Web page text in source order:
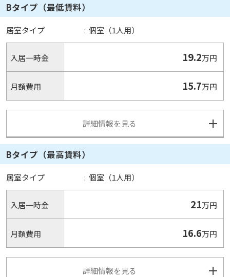
Bタイプ（最低賃料）
居室タイプ : 個室（1人用）
入居一時金 19.2万円
月額費用 15.7万円
詳細情報を見る
Bタイプ（最高賃料）
居室タイプ : 個室（1人用）
入居一時金 21万円
月額費用 16.6万円
詳細情報を見る